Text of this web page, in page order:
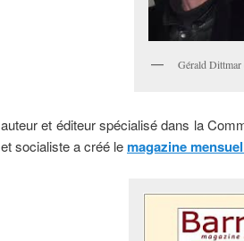
Gérald
auteur et éditeur spécialisé dans la
et socialiste a créé lemagazine